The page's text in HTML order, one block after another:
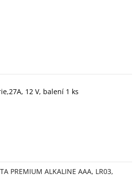
12 V, balení 1 ks
PREMIUM ALKALINE AAA, LR03,